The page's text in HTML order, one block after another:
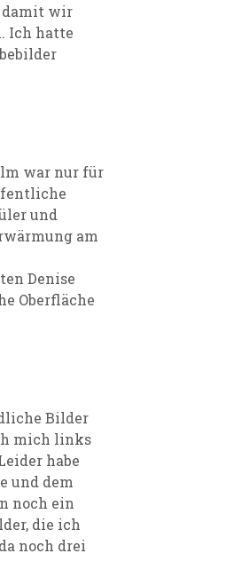
damit wir
Ich hatte
war nur für
und
am
Denise
Oberfläche
Bilder
mich links
habe
und dem
noch ein
die ich
noch drei